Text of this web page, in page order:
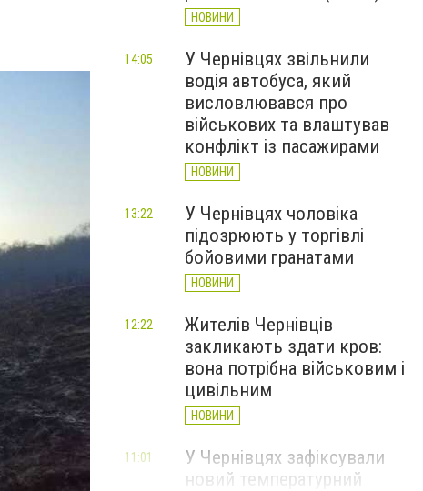
НОВИНИ
У Чернівцях звільнили
водія автобуса, який
висловлювався про
військових та влаштував
конфлікт із пасажирами
НОВИНИ
14:05
У Чернівцях чоловіка
підозрюють у торгівлі
бойовими гранатами
НОВИНИ
13:22
Жителів Чернівців
закликають здати кров:
вона потрібна військовим і
цивільним
НОВИНИ
12:22
У Чернівцях зафіксували
новий температурний
11:01